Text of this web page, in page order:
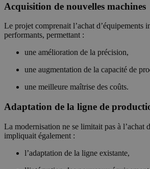
Acquisition de nouvelles machines
Le projet comprenait l’achat d’équipements
performants, permettant :
une amélioration de la précision,
une augmentation de la capacité de
une meilleure maîtrise des coûts.
Adaptation de la ligne de
La modernisation ne se limitait pas à l’achat
impliquait également :
l’adaptation de la ligne existante,